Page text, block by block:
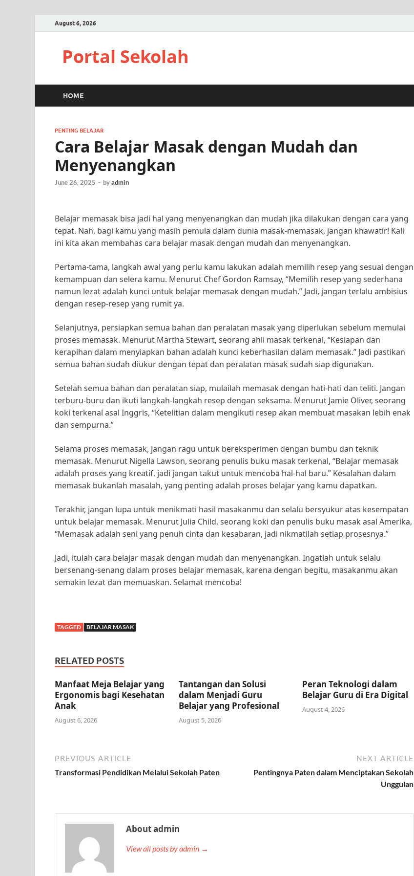
August 6, 2026
Portal Sekolah
HOME
PENTING BELAJAR
Cara Belajar Masak dengan Mudah dan
Menyenangkan
June 26, 2025 - byadmin
Belajar memasak bisa jadi hal yang menyenangkan dan mudah jika dilakukan dengan cara yang
tepat. Nah, bagi kamu yang masih pemula dalam dunia masak-memasak, jangan khawatir! Kali
ini kita akan membahas cara belajar masak dengan mudah dan menyenangkan.
Pertama-tama, langkah awal yang perlu kamu lakukan adalah memilih resep yang sesuai dengan
kemampuan dan selera kamu. Menurut Chef Gordon Ramsay, “Memilih resep yang sederhana
namun lezat adalah kunci untuk belajar memasak dengan mudah.” Jadi, jangan terlalu ambisius
dengan resep-resep yang rumit ya.
Selanjutnya, persiapkan semua bahan dan peralatan masak yang diperlukan sebelum memulai
proses memasak. Menurut Martha Stewart, seorang ahli masak terkenal, “Kesiapan dan
kerapihan dalam menyiapkan bahan adalah kunci keberhasilan dalam memasak.” Jadi pastikan
semua bahan sudah diukur dengan tepat dan peralatan masak sudah siap digunakan.
Setelah semua bahan dan peralatan siap, mulailah memasak dengan hati-hati dan teliti. Jangan
terburu-buru dan ikuti langkah-langkah resep dengan seksama. Menurut Jamie Oliver, seorang
koki terkenal asal Inggris, “Ketelitian dalam mengikuti resep akan membuat masakan lebih enak
dan sempurna.”
Selama proses memasak, jangan ragu untuk bereksperimen dengan bumbu dan teknik
memasak. Menurut Nigella Lawson, seorang penulis buku masak terkenal, “Belajar memasak
adalah proses yang kreatif, jadi jangan takut untuk mencoba hal-hal baru.” Kesalahan dalam
memasak bukanlah masalah, yang penting adalah proses belajar yang kamu dapatkan.
Terakhir, jangan lupa untuk menikmati hasil masakanmu dan selalu bersyukur atas kesempatan
untuk belajar memasak. Menurut Julia Child, seorang koki dan penulis buku masak asal Amerika,
“Memasak adalah seni yang penuh cinta dan kesabaran, jadi nikmatilah setiap prosesnya.”
Jadi, itulah cara belajar masak dengan mudah dan menyenangkan. Ingatlah untuk selalu
bersenang-senang dalam proses belajar memasak, karena dengan begitu, masakanmu akan
semakin lezat dan memuaskan. Selamat mencoba!
TAGGED BELAJAR MASAK
RELATED POSTS
Manfaat Meja Belajar yang
Ergonomis bagi Kesehatan
Anak
August 6, 2026
Tantangan dan Solusi
dalam Menjadi Guru
Belajar yang Profesional
August 5, 2026
Peran Teknologi dalam
Belajar Guru di Era Digital
August 4, 2026
PREVIOUS ARTICLE
Transformasi Pendidikan Melalui Sekolah Paten
NEXT ARTICLE
Pentingnya Paten dalam Menciptakan Sekolah
Unggulan
About admin
View all posts by admin →